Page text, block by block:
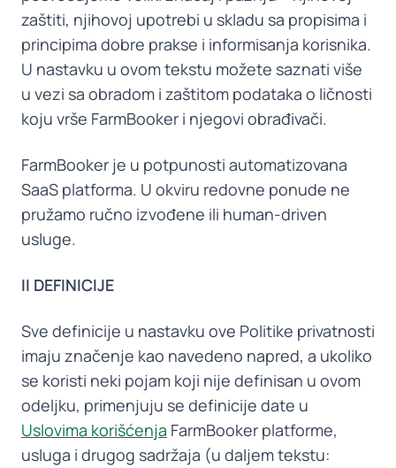
zaštiti, njihovoj upotrebi u skladu sa propisima i
principima dobre prakse i informisanja korisnika.
U nastavku u ovom tekstu možete saznati više
u vezi sa obradom i zaštitom podataka o ličnosti
koju vrše FarmBooker i njegovi obrađivači.
FarmBooker je u potpunosti automatizovana
SaaS platforma. U okviru redovne ponude ne
pružamo ručno izvođene ili human-driven
usluge.
II DEFINICIJE
Sve definicije u nastavku ove Politike privatnosti
imaju značenje kao navedeno napred, a ukoliko
se koristi neki pojam koji nije definisan u ovom
odeljku, primenjuju se definicije date u
Uslovima korišćenja FarmBooker platforme,
usluga i drugog sadržaja (u daljem tekstu: